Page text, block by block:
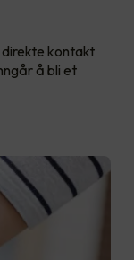
kontakt
å bli et